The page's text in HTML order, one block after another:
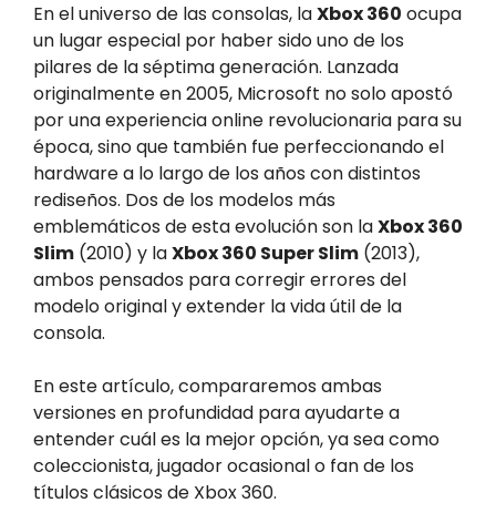
En el universo de las consolas, laXbox 360 ocupa
un lugar especial por haber sido uno de los
pilares de la séptima generación. Lanzada
originalmente en 2005, Microsoft no solo apostó
por una experiencia online revolucionaria para su
época, sino que también fue perfeccionando el
hardware a lo largo de los años con distintos
rediseños. Dos de los modelos más
emblemáticos de esta evolución son laXbox 360
Slim (2010) y laXbox 360 Super Slim (2013),
ambos pensados para corregir errores del
modelo original y extender la vida útil de la
consola.
En este artículo, compararemos ambas
versiones en profundidad para ayudarte a
entender cuál es la mejor opción, ya sea como
coleccionista, jugador ocasional o fan de los
títulos clásicos de Xbox 360.